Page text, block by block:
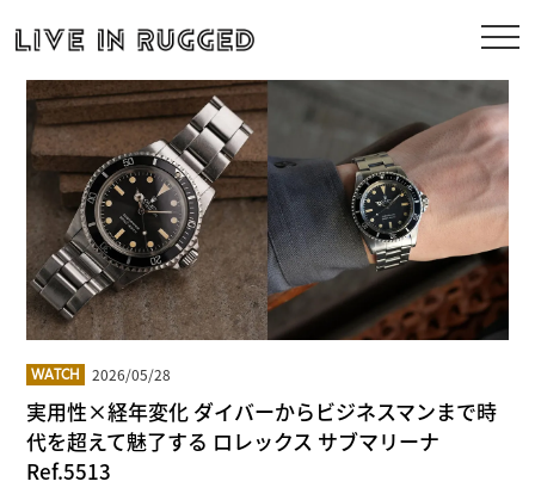
WATCH 2026/05/28
実用性×経年変化 ダイバーからビジネスマンまで時
代を超えて魅了する ロレックス サブマリーナ
Ref.5513